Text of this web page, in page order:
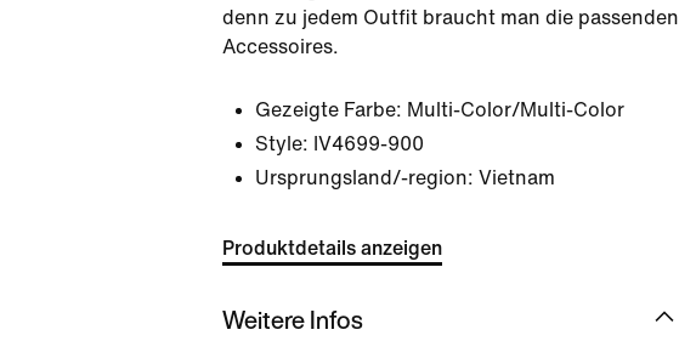
denn zu jedem Outfit braucht man die passenden
Accessoires.
Gezeigte Farbe: Multi-Color/Multi-Color
Style: IV4699-900
Ursprungsland/-region: Vietnam
Produktdetails anzeigen
Weitere Infos